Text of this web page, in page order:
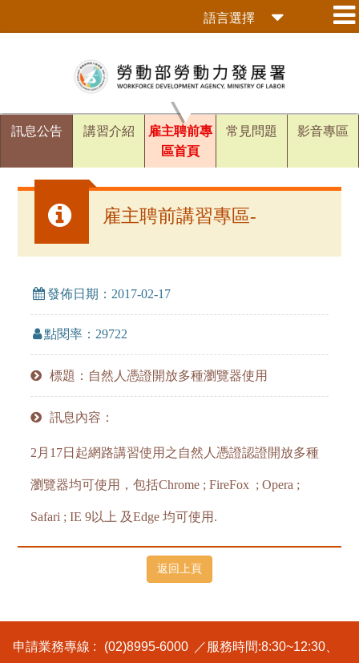
區
塊
語言選擇
訊息公告 講習介紹
雇主聘前專
區首頁
常見問題 影音專區
雇主聘前講習專區-
發佈日期：2017-02-17
點閱率：29722
標題：自然人憑證開放多種瀏覽器使用
訊息內容：
2月17日起網路講習使用之自然人憑證認證開放多種
瀏覽器均可使用，包括Chrome ; FireFox ; Opera ;
Safari ; IE 9以上 及Edge 均可使用.
申請業務專線 : (02)8995-6000
／服務時間:8:30~12:30、